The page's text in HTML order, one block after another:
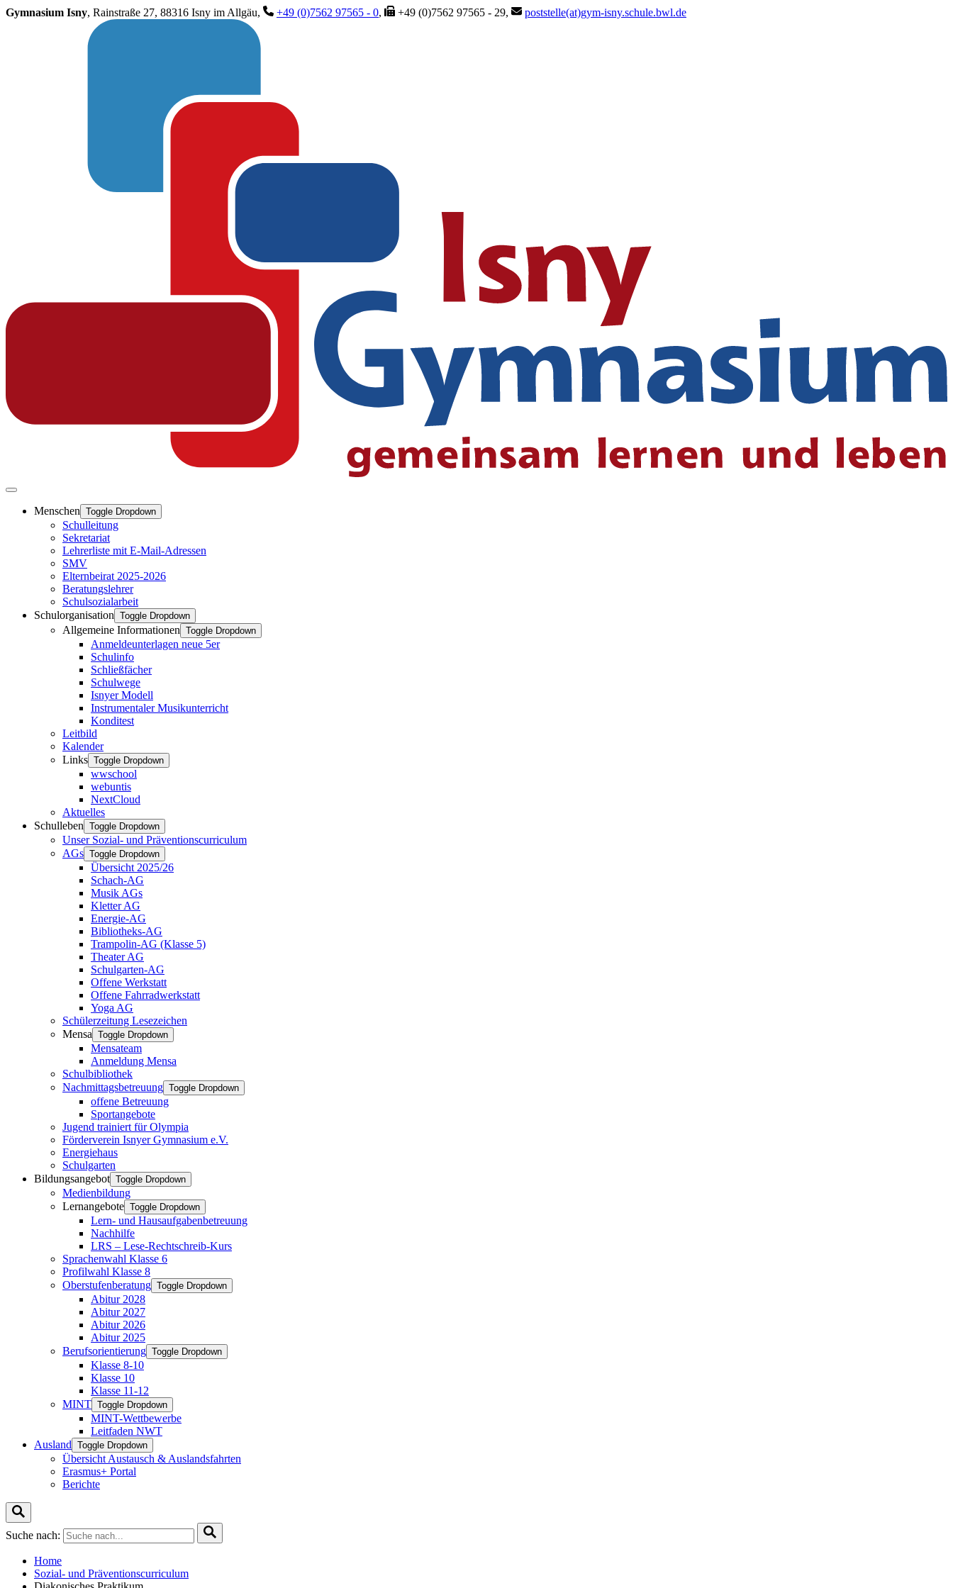
Gymnasium Isny, Rainstraße 27, 88316 Isny im Allgäu, +49 (0)7562 97565 - 0, +49 (0)7562 97565 - 29, poststelle(at)gym-isny.schule.bwl.de
Menschen Toggle Dropdown
Schulleitung
Sekretariat
Lehrerliste mit E-Mail-Adressen
SMV
Elternbeirat 2025-2026
Beratungslehrer
Schulsozialarbeit
Schulorganisation Toggle Dropdown
Allgemeine Informationen Toggle Dropdown
Anmeldeunterlagen neue 5er
Schulinfo
Schließfächer
Schulwege
Isnyer Modell
Instrumentaler Musikunterricht
Konditest
Leitbild
Kalender
Links Toggle Dropdown
wwschool
webuntis
NextCloud
Aktuelles
Schulleben Toggle Dropdown
Unser Sozial- und Präventionscurriculum
AGs Toggle Dropdown
Übersicht 2025/26
Schach-AG
Musik AGs
Kletter AG
Energie-AG
Bibliotheks-AG
Trampolin-AG (Klasse 5)
Theater AG
Schulgarten-AG
Offene Werkstatt
Offene Fahrradwerkstatt
Yoga AG
Schülerzeitung Lesezeichen
Mensa Toggle Dropdown
Mensateam
Anmeldung Mensa
Schulbibliothek
Nachmittagsbetreuung Toggle Dropdown
offene Betreuung
Sportangebote
Jugend trainiert für Olympia
Förderverein Isnyer Gymnasium e.V.
Energiehaus
Schulgarten
Bildungsangebot Toggle Dropdown
Medienbildung
Lernangebote Toggle Dropdown
Lern- und Hausaufgabenbetreuung
Nachhilfe
LRS – Lese-Rechtschreib-Kurs
Sprachenwahl Klasse 6
Profilwahl Klasse 8
Oberstufenberatung Toggle Dropdown
Abitur 2028
Abitur 2027
Abitur 2026
Abitur 2025
Berufsorientierung Toggle Dropdown
Klasse 8-10
Klasse 10
Klasse 11-12
MINT Toggle Dropdown
MINT-Wettbewerbe
Leitfaden NWT
Ausland Toggle Dropdown
Übersicht Austausch & Auslandsfahrten
Erasmus+ Portal
Berichte
Suche nach:
Home
Sozial- und Präventionscurriculum